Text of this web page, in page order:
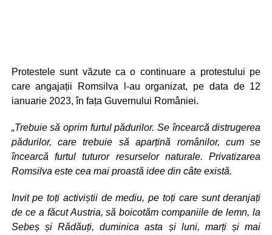
Protestele sunt văzute ca o continuare a protestului pe
care angajații Romsilva l-au organizat, pe data de 12
ianuarie 2023, în fața Guvernului României.
„Trebuie să oprim furtul pădurilor. Se încearcă distrugerea
pădurilor, care trebuie să aparțină românilor, cum se
încearcă furtul tuturor resurselor naturale. Privatizarea
Romsilva este cea mai proastă idee din câte există.
Invit pe toți activiștii de mediu, pe toți care sunt deranjați
de ce a făcut Austria, să boicotăm companiile de lemn, la
Sebeș și Rădăuți, duminica asta și luni, marți și mai